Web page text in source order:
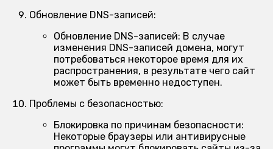
Обновление DNS-записей:
Обновление DNS-записей: В случае
изменения DNS-записей домена, могут
потребоваться некоторое время для их
распространения, в результате чего сайт
может быть временно недоступен.
Проблемы с безопасностью:
Блокировка по причинам безопасности:
Некоторые браузеры или антивирусные